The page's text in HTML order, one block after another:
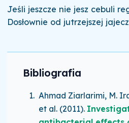
Jeśli jeszcze nie jesz cebuli
Dosłownie od jutrzejszej
Bibliografia
Ahmad Ziarlarimi, M.
et al. (2011).